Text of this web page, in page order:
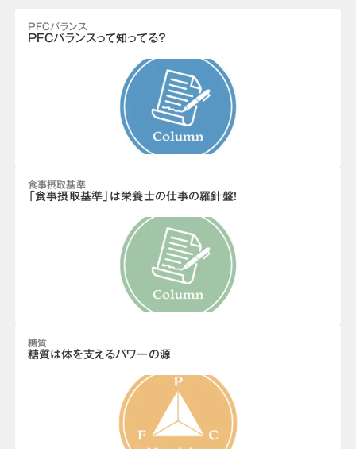
PFCバランス
PFCバランスって知ってる？
食事摂取基準
「食事摂取基準」は栄養士の仕事の羅針盤！
糖質
糖質は体を支えるパワーの源